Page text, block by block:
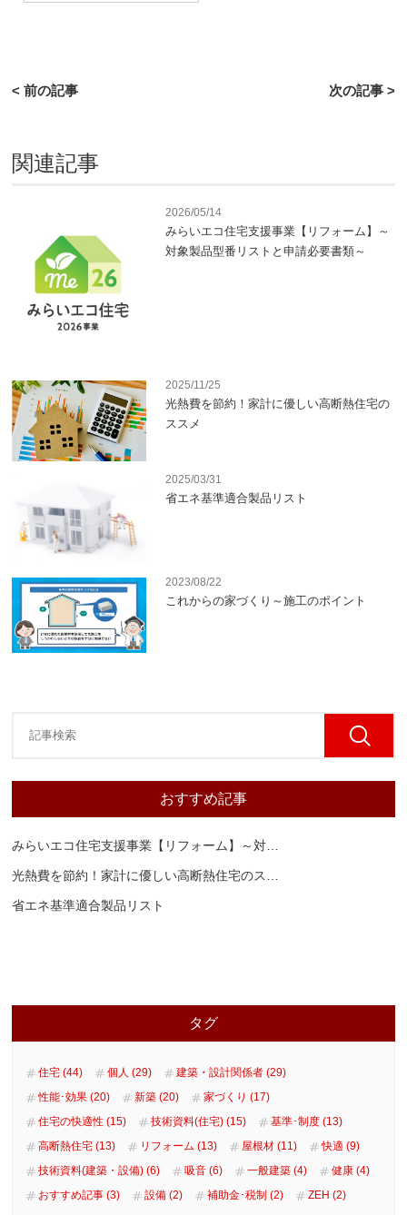
< 前の記事 次の記事 >
関連記事
2026/05/14
みらいエコ住宅支援事業【リフォーム】～
対象製品型番リストと申請必要書類～
2025/11/25
光熱費を節約！家計に優しい高断熱住宅の
ススメ
2025/03/31
省エネ基準適合製品リスト
2023/08/22
これからの家づくり～施工のポイント
おすすめ記事
みらいエコ住宅支援事業【リフォーム】～対
光熱費を節約！家計に優しい高断熱住宅のス
省エネ基準適合製品リスト
タグ
住宅 (44) 個人 (29)
建築・設計関係者 (29)
性能･効果 (20)
新築 (20)
家づくり (17)
住宅の快適性 (15)
技術資料(住宅) (15)
基準･制度 (13)
高断熱住宅 (13)
リフォーム (13) 屋根材 (11)
快適 (9)
技術資料(建築・設備) (6)
吸音 (6) 一般建築 (4)
健康 (4)
おすすめ記事 (3)
設備 (2) 補助金･税制 (2) ZEH (2)